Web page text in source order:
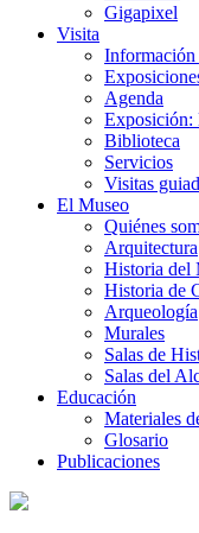
Gigapixel
Visita
Información
Agenda
Exposición:
Biblioteca
Servicios
Visitas
El Museo
Quiénes
Arquitectura
Historia del
Historia de
Arqueología
Murales
Salas de
Salas del
Educación
Materiales
Glosario
Publicaciones